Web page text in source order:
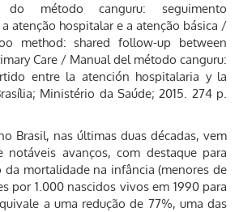
do método canguru: seguimento
atenção hospitalar e a atenção básica /
method: shared follow-up between
Care / Manual del método canguru:
entre la atención hospitalaria y la
Ministério da Saúde; 2015. 274 p.
Brasil, nas últimas duas décadas, vem
avanços, com destaque para
da mortalidade na infância (menores de
por 1.000 nascidos vivos em 1990 para
a uma redução de 77%, uma das